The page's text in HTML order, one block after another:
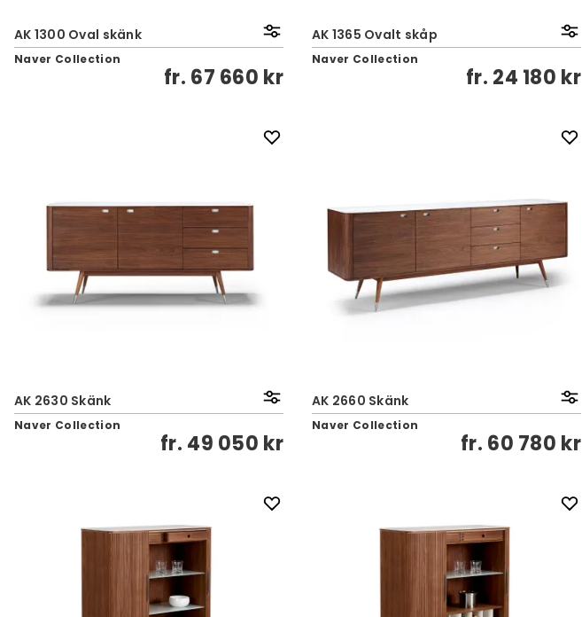
AK 1300 Oval skänk
Naver Collection
fr. 67 660 kr
AK 1365 Ovalt skåp
Naver Collection
fr. 24 180 kr
AK 2630 Skänk
Naver Collection
fr. 49 050 kr
AK 2660 Skänk
Naver Collection
fr. 60 780 kr